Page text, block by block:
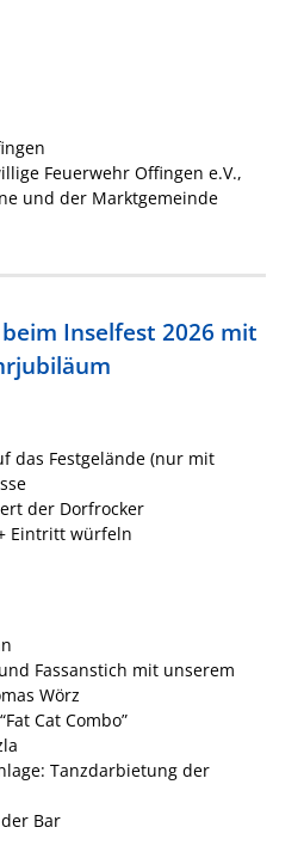
Feuerwehr Offingen e.V.,
und der Marktgemeinde
Inselfest 2026 mit
das Festgelände (nur mit
der Dorfrocker
Eintritt würfeln
Fassanstich mit unserem
Wörz
Cat Combo”
Tanzdarbietung der
Bar